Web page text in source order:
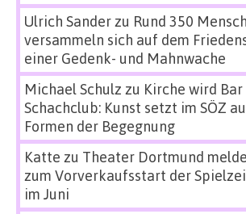
Ulrich Sanderzu Rund 350
versammeln sich auf dem
einer Gedenk- und Mahnwache
Michael Schulz zu Kirche wird
Schachclub: Kunst setzt im SÖZ
Formen der Begegnung
Katte zu Theater Dortmund
zum Vorverkaufsstart der
im Juni